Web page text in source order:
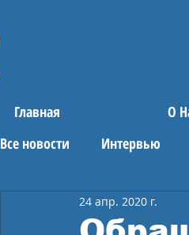
Главная О
Все новости
Интервью
Поздравления24 апр. 2020 г.